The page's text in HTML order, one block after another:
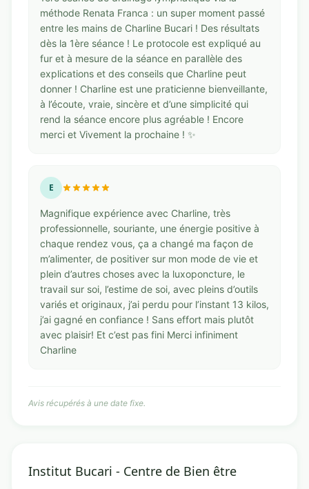
méthode Renata Franca : un super moment passé
entre les mains de Charline Bucari ! Des résultats
dès la 1ère séance ! Le protocole est expliqué au
fur et à mesure de la séance en parallèle des
explications et des conseils que Charline peut
donner ! Charline est une praticienne bienveillante,
à l’écoute, vraie, sincère et d’une simplicité qui
rend la séance encore plus agréable ! Encore
merci et Vivement la prochaine ! ✨
E
Magnifique expérience avec Charline, très
professionnelle, souriante, une énergie positive à
chaque rendez vous, ça a changé ma façon de
m’alimenter, de positiver sur mon mode de vie et
plein d’autres choses avec la luxoponcture, le
travail sur soi, l’estime de soi, avec pleins d’outils
variés et originaux, j’ai perdu pour l’instant 13 kilos,
j’ai gagné en confiance ! Sans effort mais plutôt
avec plaisir! Et c’est pas fini Merci infiniment
Charline
Avis récupérés à une date fixe.
Institut Bucari - Centre de Bien être